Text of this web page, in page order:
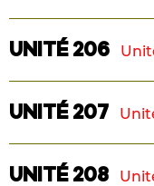
Superficie :
3 1/2
Superficie :
Logement
3 1/2
Superficie :
UNITÉ 206
Logement
3 1/2
UNITÉ 207
Logement
UNITÉ 208